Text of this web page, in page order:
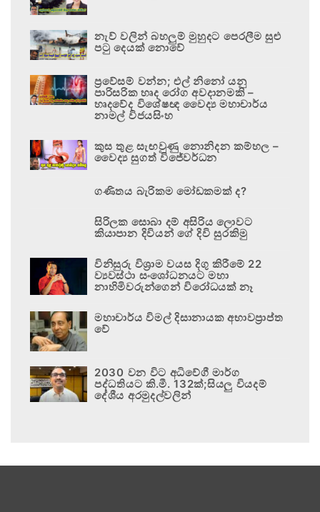
නැව් වලින් බහලුම් මුහුදට පෙරලීම සුළු
පටු දෙයක් නොවේ
ප්‍රවේසම් වන්න; එල් නිනෝ යනු
පාරිසරික හෘද රෝග අවදානමකි –
හෘදවේද විශේෂඥ වෛද්‍ය මහාචාර්ය
නාමල් විජයසිංහ
කුස තුළ සැඟවුණු නොනිදන කම්හල –
වෛද්‍ය සුගත් විජේවර්ධන
ගණිතය බැරිකම මෝඩකමක් ද?
සිරිලක සොබා දම් අසිරිය ලොවට
කියාපාන දිවියන් ගේ දිවි සුරකිමු
විනිසුරු විශ්‍රාම වයස දිගු කිරීමේ 22
ව්‍යවස්ථා සංශෝධනයට මහා
නාහිමිවරුන්ගෙන් විරෝධයක් නෑ
මහාචාර්ය විමල් දිසානායක අභාවප්‍රාප්ත
වේ
2030 වන විට අධිවේගී මාර්ග
පද්ධතියට කි.මී. 132ක්;සියලු වියදම්
දේශීය අරමුදල්වලින්